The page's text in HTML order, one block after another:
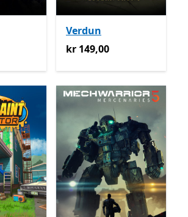
kjøp i appen
Verdun
kr 149,00
kr 149,00